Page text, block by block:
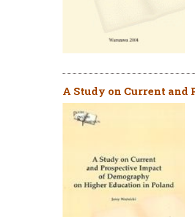
A Study on Current and